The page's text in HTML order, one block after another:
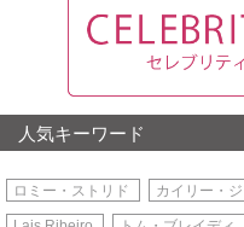
人気キーワード
ロミー・ストリド カイリー・